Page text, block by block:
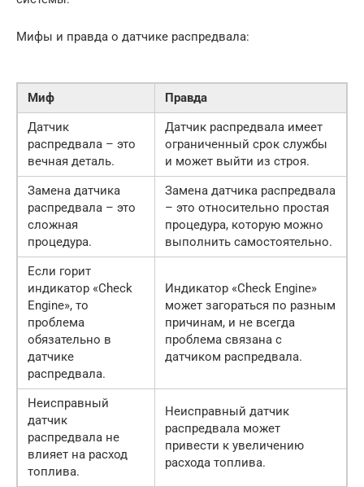
Мифы и правда о датчике распредвала:
Миф
Правда
Датчик
распредвала – это
вечная деталь.
Датчик распредвала имеет
ограниченный срок службы
и может выйти из строя.
Замена датчика
распредвала – это
сложная
процедура.
Замена датчика распредвала
– это относительно простая
процедура, которую можно
выполнить самостоятельно.
Если горит
индикатор «Check
Engine», то
проблема
обязательно в
датчике
распредвала.
Индикатор «Check Engine»
может загораться по разным
причинам, и не всегда
проблема связана с
датчиком распредвала.
Неисправный
датчик
распредвала не
влияет на расход
топлива.
Неисправный датчик
распредвала может
привести к увеличению
расхода топлива.